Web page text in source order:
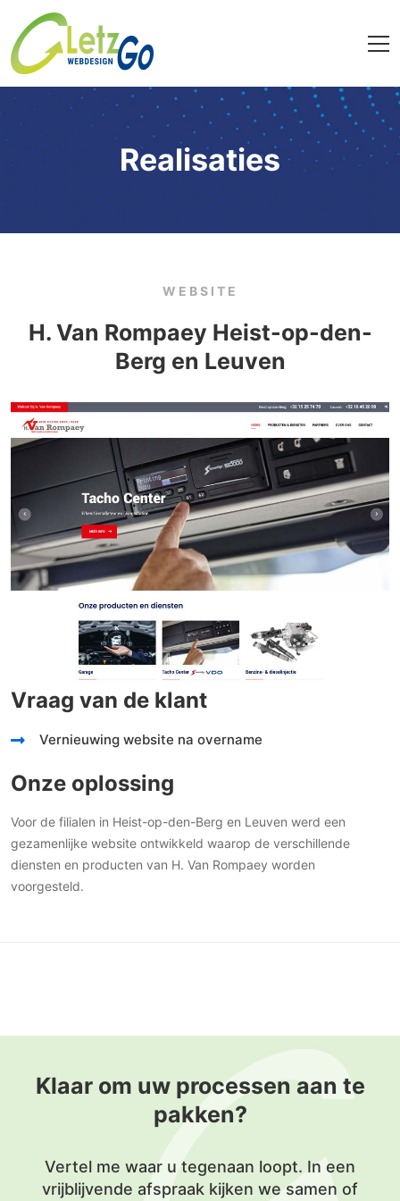
Realisaties
WEBSITE
H. Van Rompaey Heist-op-den-
Berg en Leuven
Vraag van de klant
Vernieuwing website na overname
Onze oplossing
Voor de filialen in Heist-op-den-Berg en Leuven werd een
gezamenlijke website ontwikkeld waarop de verschillende
diensten en producten van H. Van Rompaey worden
voorgesteld.
Klaar om uw processen aan te
pakken?
Vertel me waar u tegenaan loopt. In een
vrijblijvende afspraak kijken we samen of